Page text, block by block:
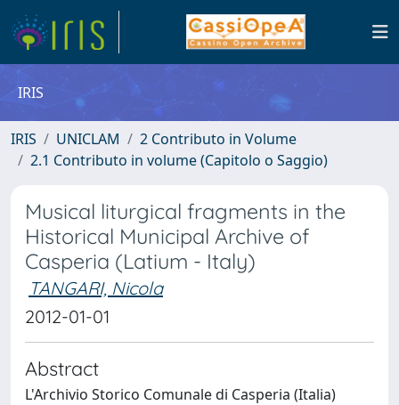
IRIS
IRIS UNICLAM
2 Contributo in Volume
2.1 Contributo in volume (Capitolo o Saggio)
Musical liturgical fragments in the
Historical Municipal Archive of
Casperia (Latium - Italy)
TANGARI, Nicola
2012-01-01
Abstract
L'Archivio Storico Comunale di Casperia (Italia)